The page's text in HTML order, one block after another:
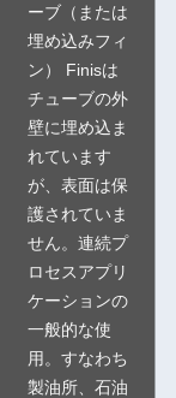
ーブ（または
埋め込みフィ
ン） Finisは
チューブの外
壁に埋め込ま
れています
が、表面は保
護されていま
せん。連続プ
ロセスアプリ
ケーションの
一般的な使
用。すなわち
製油所、石油